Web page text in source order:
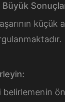
Büyük
küçük
belirlemenin